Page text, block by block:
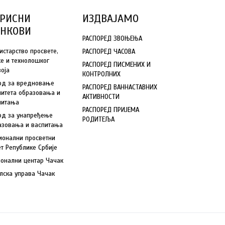
просвете,
и технолошког
за вредновање
образовања и
за унапређење
и васпитања
просветни
Републике Србије
центар Чачак
управа Чачак
ИЗДВАЈАМО
РАСПОРЕД ЗВОЊЕЊА
РАСПОРЕД ЧАСОВА
РАСПОРЕД ПИСМЕНИХ И
КОНТРОЛНИХ
РАСПОРЕД ВАННАСТАВНИХ
АКТИВНОСТИ
РАСПОРЕД ПРИЈЕМА
РОДИТЕЉА